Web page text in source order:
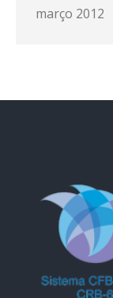
março 2012